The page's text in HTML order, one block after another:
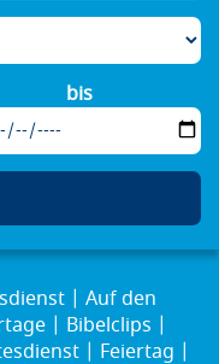
bis
Auf den
Bibelclips
Feiertag